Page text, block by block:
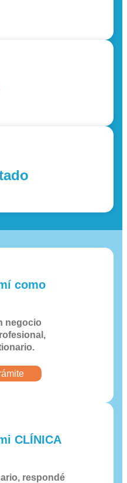
como
negocio
CLÍNICA
respondé